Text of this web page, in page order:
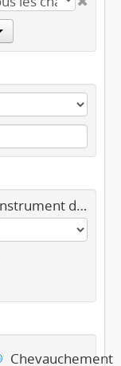
Instrument de recherche
Chevauchement